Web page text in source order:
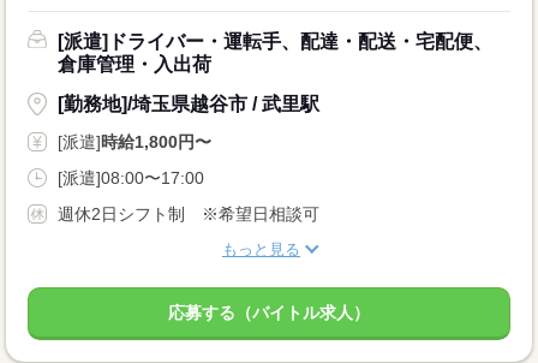
[派遣]ドライバー・運転手、配達・配送・宅配便、
倉庫管理・入出荷
[勤務地]/埼玉県越谷市 / 武里駅
[派遣]時給1,800円〜
[派遣]08:00〜17:00
週休2日シフト制 ※希望日相談可
もっと見る
応募する（バイトル求人）